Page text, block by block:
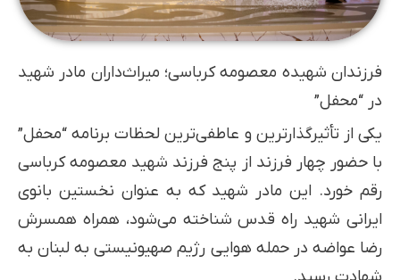
فرزندان شهیده معصومه کرباسی؛ میراث‌داران مادر شهید
در “محفل”
یکی از تأثیرگذارترین و عاطفی‌ترین لحظات برنامه “محفل”
با حضور چهار فرزند از پنج فرزند شهید معصومه کرباسی
رقم خورد. این مادر شهید که به عنوان نخستین بانوی
ایرانی شهید راه قدس شناخته می‌شود، همراه همسرش
رضا عواضه در حمله هوایی رژیم صهیونیستی به لبنان به